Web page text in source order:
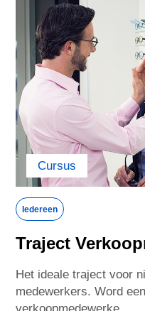
...or visit your
Albania
Armenia
Austria
Bahrain
Belgium
Brazil
Cursus
Iedereen
Traject
Het ideale traject voor
medewerkers. Word